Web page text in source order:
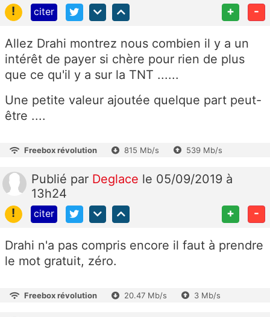
!
citer + -
Allez Drahi montrez nous combien il y a un
intérêt de payer si chère pour rien de plus
que ce qu'il y a sur la TNT ......
Une petite valeur ajoutée quelque part peut-
être ....
Freebox révolution 815 Mb/s 539 Mb/s
Publié par Deglace le 05/09/2019 à
13h24
!
citer + -
Drahi n'a pas compris encore il faut à prendre
le mot gratuit, zéro.
Freebox révolution 20.47 Mb/s 3 Mb/s